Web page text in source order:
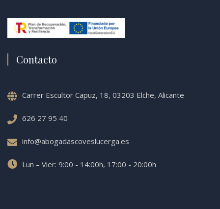
Contacto
Carrer Escultor Capuz, 18, 03203 Elche, Alicante
626 27 95 40
info@abogadascoveslucerga.es
Lun – Vier: 9:00 - 14:00h, 17:00 - 20:00h